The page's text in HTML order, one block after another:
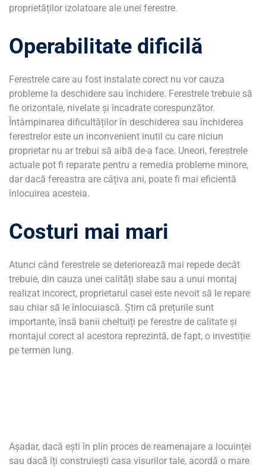
proprietăților izolatoare ale unei ferestre.
Operabilitate dificilă
Ferestrele care au fost instalate corect nu vor cauza
probleme la deschidere sau închidere. Ferestrele trebuie să
fie orizontale, nivelate și încadrate corespunzător.
Întâmpinarea dificultăților în deschiderea sau închiderea
ferestrelor este un inconvenient inutil cu care niciun
proprietar nu ar trebui să aibă de-a face. Uneori, ferestrele
actuale pot fi reparate pentru a remedia probleme minore,
dar dacă fereastra are câțiva ani, poate fi mai eficientă
înlocuirea acesteia.
Costuri mai mari
Atunci când ferestrele se deteriorează mai repede decât
trebuie, din cauza unei calități slabe sau a unui montaj
realizat incorect, proprietarul casei este nevoit să le repare
sau chiar să le înlocuiască. Știm că prețurile sunt
importante, însă banii cheltuiți pe ferestre de calitate și
montajul corect al acestora reprezintă, de fapt, o investiție
pe termen lung.
Așadar, dacă ești în plin proces de reamenajare a locuinței
sau dacă îți construiești casa visurilor tale, acordă o mare